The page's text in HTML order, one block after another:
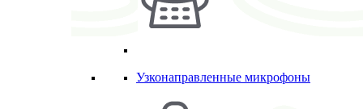
Узконаправленные микрофоны